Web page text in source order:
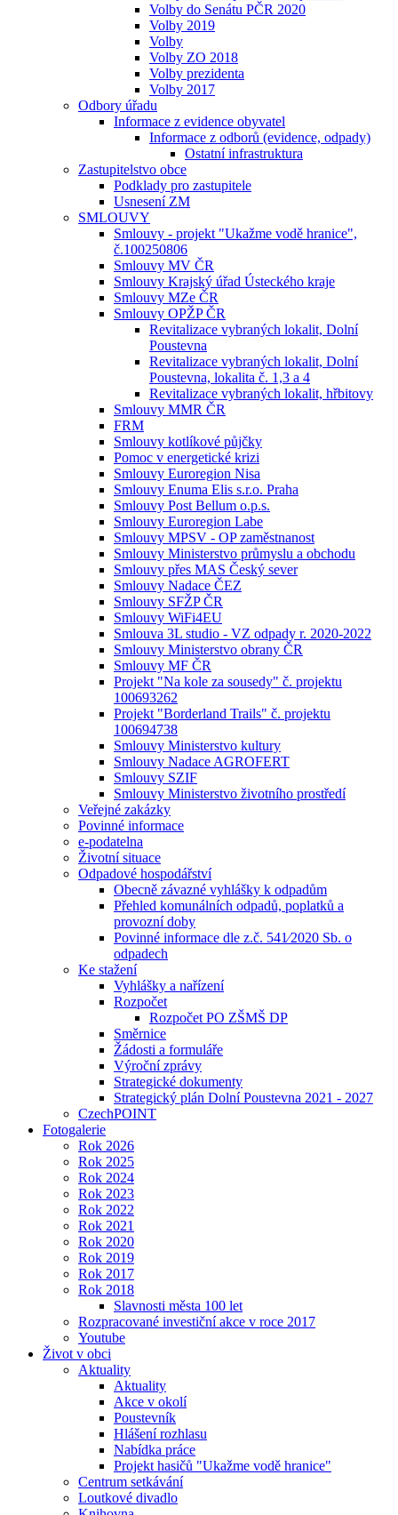
Volby do Senátu PČR 2020
Volby 2019
Volby
Volby ZO 2018
Volby prezidenta
Volby 2017
Odbory úřadu
Informace z evidence obyvatel
Informace z odborů (evidence, odpady)
Ostatní infrastruktura
Zastupitelstvo obce
Podklady pro zastupitele
Usnesení ZM
SMLOUVY
Smlouvy - projekt "Ukažme vodě hranice",
č.100250806
Smlouvy MV ČR
Smlouvy Krajský úřad Ústeckého kraje
Smlouvy MZe ČR
Smlouvy OPŽP ČR
Revitalizace vybraných lokalit, Dolní
Poustevna
Revitalizace vybraných lokalit, Dolní
Poustevna, lokalita č. 1,3 a 4
Revitalizace vybraných lokalit, hřbitovy
Smlouvy MMR ČR
FRM
Smlouvy kotlíkové půjčky
Pomoc v energetické krizi
Smlouvy Euroregion Nisa
Smlouvy Enuma Elis s.r.o. Praha
Smlouvy Post Bellum o.p.s.
Smlouvy Euroregion Labe
Smlouvy MPSV - OP zaměstnanost
Smlouvy Ministerstvo průmyslu a obchodu
Smlouvy přes MAS Český sever
Smlouvy Nadace ČEZ
Smlouvy SFŽP ČR
Smlouvy WiFi4EU
Smlouva 3L studio - VZ odpady r. 2020-2022
Smlouvy Ministerstvo obrany ČR
Smlouvy MF ČR
Projekt "Na kole za sousedy" č. projektu
100693262
Projekt "Borderland Trails" č. projektu
100694738
Smlouvy Ministerstvo kultury
Smlouvy Nadace AGROFERT
Smlouvy SZIF
Smlouvy Ministerstvo životního prostředí
Veřejné zakázky
Povinné informace
e-podatelna
Životní situace
Odpadové hospodářství
Obecně závazné vyhlášky k odpadům
Přehled komunálních odpadů, poplatků a
provozní doby
Povinné informace dle z.č. 541⁄2020 Sb. o
odpadech
Ke stažení
Vyhlášky a nařízení
Rozpočet
Rozpočet PO ZŠMŠ DP
Směrnice
Žádosti a formuláře
Výroční zprávy
Strategické dokumenty
Strategický plán Dolní Poustevna 2021 - 2027
CzechPOINT
Fotogalerie
Rok 2026
Rok 2025
Rok 2024
Rok 2023
Rok 2022
Rok 2021
Rok 2020
Rok 2019
Rok 2017
Rok 2018
Slavnosti města 100 let
Rozpracované investiční akce v roce 2017
Youtube
Život v obci
Aktuality
Aktuality
Akce v okolí
Poustevník
Hlášení rozhlasu
Nabídka práce
Projekt hasičů "Ukažme vodě hranice"
Centrum setkávání
Loutkové divadlo